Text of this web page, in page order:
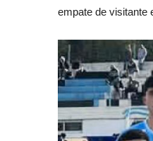
empate de visitante